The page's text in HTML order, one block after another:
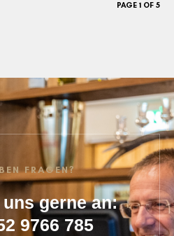
PAGE 1 OF 5
FRAGEN?
gerne an:
9766 785